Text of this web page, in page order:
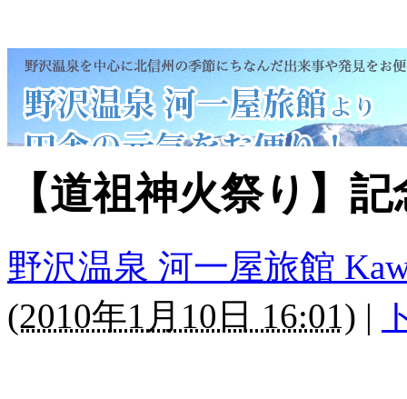
【道祖神火祭り】
野沢温泉 河一屋旅館
(2010年1月10日 16:01) |